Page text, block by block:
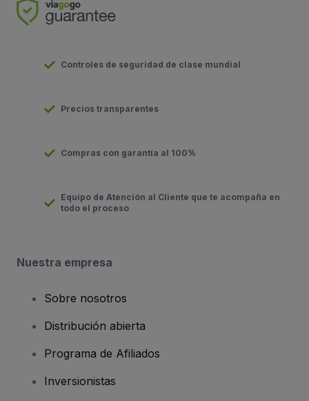
Controles de seguridad de clase mundial
Precios transparentes
Compras con garantía al 100%
Equipo de Atención al Cliente que te acompaña en
todo el proceso
Nuestra empresa
Sobre nosotros
Distribución abierta
Programa de Afiliados
Inversionistas